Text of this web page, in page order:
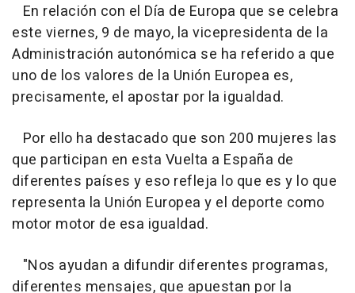
En relación con el Día de Europa que se celebra
este viernes, 9 de mayo, la vicepresidenta de la
Administración autonómica se ha referido a que
uno de los valores de la Unión Europea es,
precisamente, el apostar por la igualdad.
Por ello ha destacado que son 200 mujeres las
que participan en esta Vuelta a España de
diferentes países y eso refleja lo que es y lo que
representa la Unión Europea y el deporte como
motor motor de esa igualdad.
"Nos ayudan a difundir diferentes programas,
diferentes mensajes, que apuestan por la